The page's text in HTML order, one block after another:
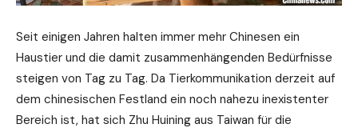
Seit einigen Jahren halten immer mehr Chinesen ein
Haustier und die damit zusammenhängenden Bedürfnisse
steigen von Tag zu Tag. Da Tierkommunikation derzeit auf
dem chinesischen Festland ein noch nahezu inexistenter
Bereich ist, hat sich Zhu Huining aus Taiwan für die